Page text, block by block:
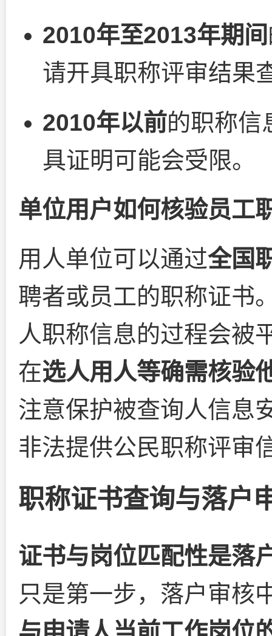
2010年至2013年期间
请开具职称评审结果
2010年以前的职称信
具证明可能会受限。
单位用户如何核验员工
用人单位可以通过全国
聘者或员工的职称证书
人职称信息的过程会被
在选人用人等确需核验
注意保护被查询人信息
非法提供公民职称评审
职称证书查询与落户
证书与岗位匹配性是落
只是第一步，落户审核